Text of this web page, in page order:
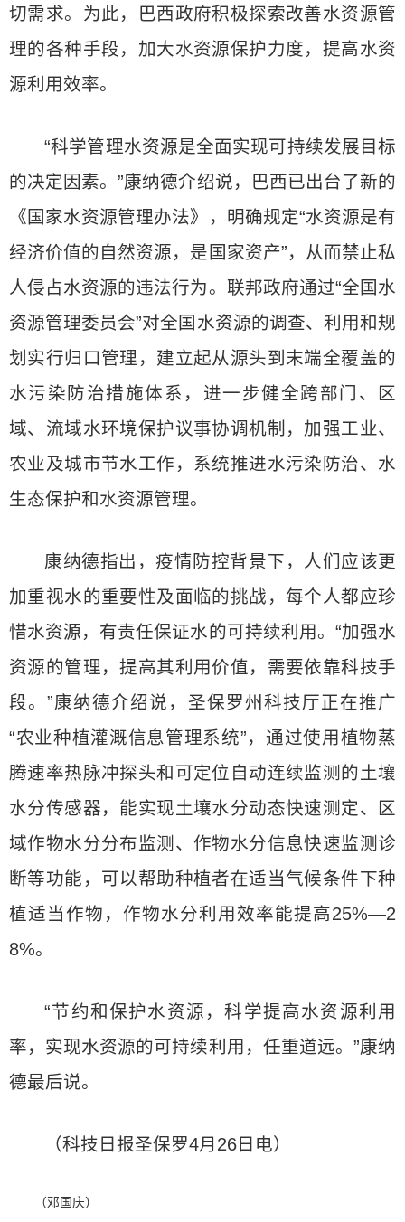
切需求。为此，巴西政府积极探索改善水资源管
理的各种手段，加大水资源保护力度，提高水资
源利用效率。
“科学管理水资源是全面实现可持续发展目标
的决定因素。”康纳德介绍说，巴西已出台了新的
《国家水资源管理办法》，明确规定“水资源是有
经济价值的自然资源，是国家资产”，从而禁止私
人侵占水资源的违法行为。联邦政府通过“全国水
资源管理委员会”对全国水资源的调查、利用和规
划实行归口管理，建立起从源头到末端全覆盖的
水污染防治措施体系，进一步健全跨部门、区
域、流域水环境保护议事协调机制，加强工业、
农业及城市节水工作，系统推进水污染防治、水
生态保护和水资源管理。
康纳德指出，疫情防控背景下，人们应该更
加重视水的重要性及面临的挑战，每个人都应珍
惜水资源，有责任保证水的可持续利用。“加强水
资源的管理，提高其利用价值，需要依靠科技手
段。”康纳德介绍说，圣保罗州科技厅正在推广
“农业种植灌溉信息管理系统”，通过使用植物蒸
腾速率热脉冲探头和可定位自动连续监测的土壤
水分传感器，能实现土壤水分动态快速测定、区
域作物水分分布监测、作物水分信息快速监测诊
断等功能，可以帮助种植者在适当气候条件下种
植适当作物，作物水分利用效率能提高25%—2
8%。
“节约和保护水资源，科学提高水资源利用
率，实现水资源的可持续利用，任重道远。”康纳
德最后说。
（科技日报圣保罗4月26日电）
（邓国庆）